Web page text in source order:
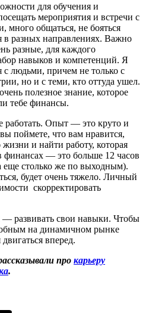
для обучения и
мероприятия и встречи с
много общаться, не бояться
в разных направлениях. Важно
разные, для каждого
навыков и компетенций. Я
с людьми, причем не только с
но и с теми, кто оттуда ушел.
полезное знание, которое
тебе финансы.
работать. Опыт — это круто и
поймете, что вам нравится,
и найти работу, которая
финансах — это больше 12 часов
еще столько же по выходным).
будет очень тяжело. Личный
скорректировать
развивать свои навыки. Чтобы
на динамичном рынке
вперед.
про карьеру
.